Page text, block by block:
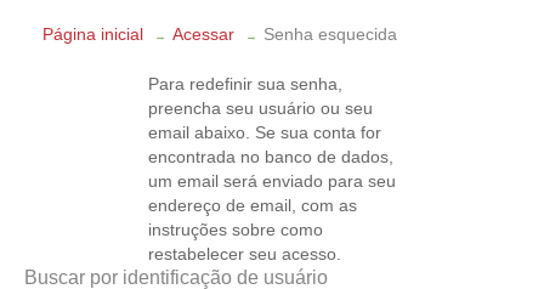
Página inicial → Acessar → Senha esquecida
Para redefinir sua senha,
preencha seu usuário ou seu
email abaixo. Se sua conta for
encontrada no banco de dados,
um email será enviado para seu
endereço de email, com as
instruções sobre como
restabelecer seu acesso.
Buscar por identificação de usuário